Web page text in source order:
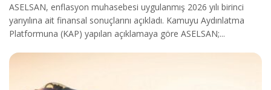
ASELSAN, enflasyon muhasebesi uygulanmış 2026 yılı birinci
yarıyılına ait finansal sonuçlarını açıkladı. Kamuyu Aydınlatma
Platformuna (KAP) yapılan açıklamaya göre ASELSAN;...